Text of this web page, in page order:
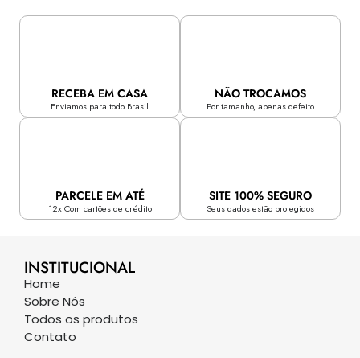
RECEBA EM CASA
Enviamos para todo Brasil
NÃO TROCAMOS
Por tamanho, apenas defeito
PARCELE EM ATÉ
12x Com cartões de crédito
SITE 100% SEGURO
Seus dados estão protegidos
INSTITUCIONAL
Home
Sobre Nós
Todos os produtos
Contato